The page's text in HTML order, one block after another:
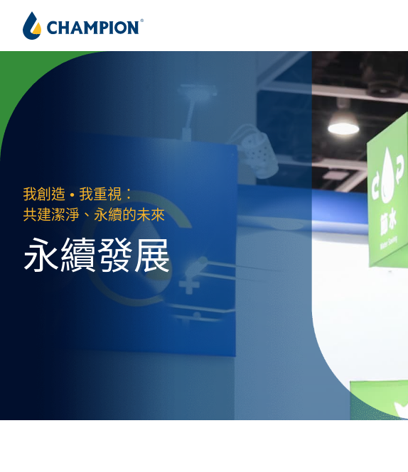
我創造 • 我重視：
共建潔淨、永續的未來
永續發展